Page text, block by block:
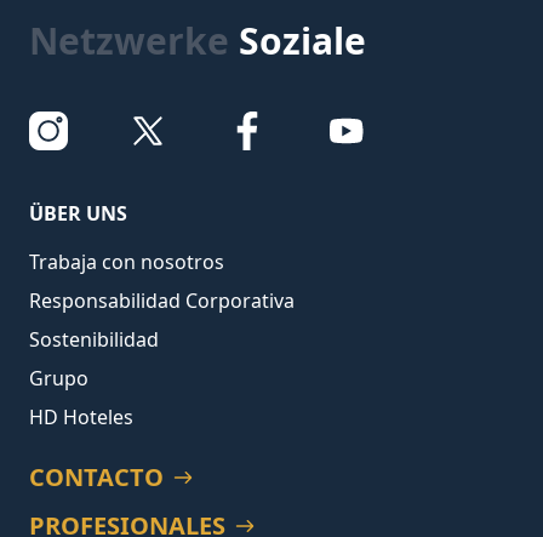
Netzwerke Soziale
ÜBER UNS
Trabaja con nosotros
Responsabilidad Corporativa
Sostenibilidad
Grupo
HD Hoteles
CONTACTO
PROFESIONALES